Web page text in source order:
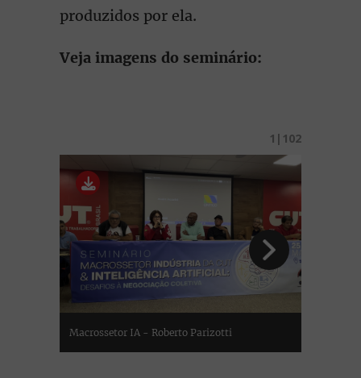
produzidos por ela.
Veja imagens do seminário: